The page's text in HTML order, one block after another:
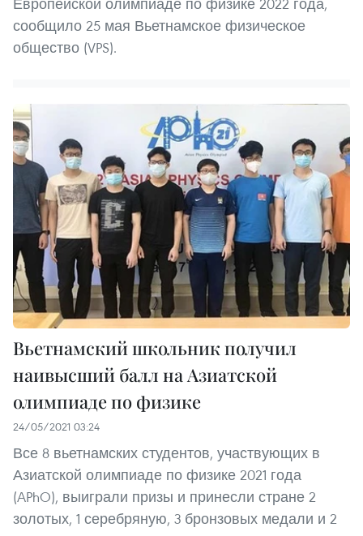
сообщило 25 мая Вьетнамское физическое
общество (VPS).
Вьетнамский школьник получил
наивысший балл на Азиатской
олимпиаде по физике
24/05/2021 03:24
Все 8 вьетнамских студентов, участвующих в
Азиатской олимпиаде по физике 2021 года
(APhO), выиграли призы и принесли стране 2
золотых, 1 серебряную, 3 бронзовых медали и 2